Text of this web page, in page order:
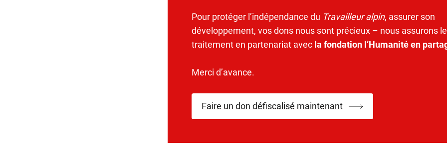
Pour protéger l’indépendance du Travailleur alpin, assurer son
développement, vos dons nous sont précieux – nous assurons
traitement en partenariat avec la fondation l’Humanité en
Merci d’avance.
Faire un don défiscalisé maintenant